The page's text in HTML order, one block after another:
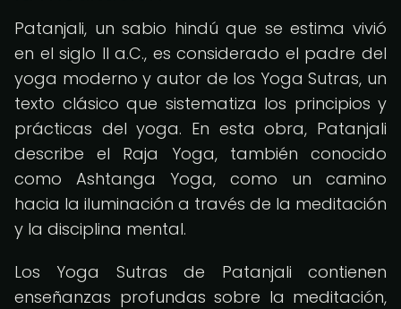
Patanjali, un sabio hindú que se estima vivió
en el siglo II a.C., es considerado el padre del
yoga moderno y autor de los Yoga Sutras, un
texto clásico que sistematiza los principios y
prácticas del yoga. En esta obra, Patanjali
describe el Raja Yoga, también conocido
como Ashtanga Yoga, como un camino
hacia la iluminación a través de la meditación
y la disciplina mental.
Los Yoga Sutras de Patanjali contienen
enseñanzas profundas sobre la meditación,